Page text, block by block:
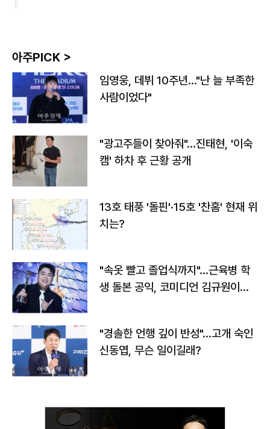
아주PICK >
임영웅, 데뷔 10주년…"난 늘 부족한
사람이었다"
"광고주들이 찾아줘"…진태현, '이숙
캠' 하차 후 근황 공개
13호 태풍 '돌핀'·15호 '찬홈' 현재 위
치는?
"속옷 빨고 졸업식까지"…근육병 학
생 돌본 공익, 코미디언 김규원이었
"경솔한 언행 깊이 반성"…고개 숙인
신동엽, 무슨 일이길래?